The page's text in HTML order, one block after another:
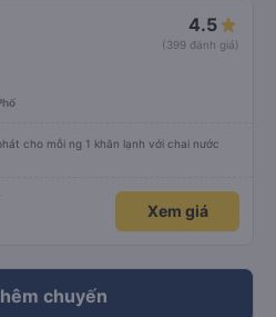
4.5
(399 đánh giá)
cho mỗi ng 1 khăn lạnh với chai nước
Xem giá
chuyến